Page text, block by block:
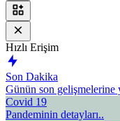
Hızlı Erişim
Son Dakika
Günün son gelişmelerine
Covid 19
Pandeminin detayları..